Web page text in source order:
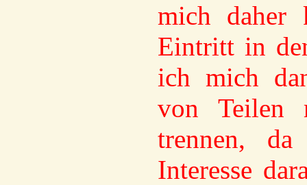
mich daher
Eintritt in
ich mich
von Teilen
trennen,
Interesse